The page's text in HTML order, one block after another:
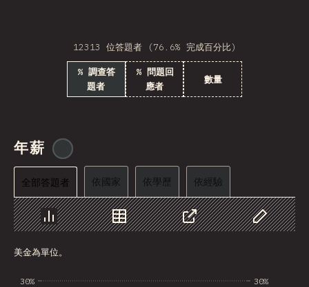
Montenegro
PRK
Kuwait
Uganda
Myanmar
12313 位答題者 (76.6% 完成百分比)
% 調查答
題者
% 問題回
應者
數量
年薪
全部答題者 依國家 依學歷 依經驗
圖表 資料 分享
自訂資料
美金為單位。
30%
30%